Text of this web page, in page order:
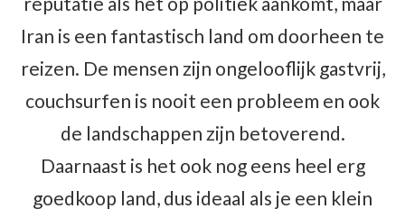
Iran is een fantastisch land om doorheen te
reizen. De mensen zijn ongelooflijk gastvrij,
couchsurfen is nooit een probleem en ook
de landschappen zijn betoverend.
Daarnaast is het ook nog eens heel erg
goedkoop land, dus ideaal als je een klein